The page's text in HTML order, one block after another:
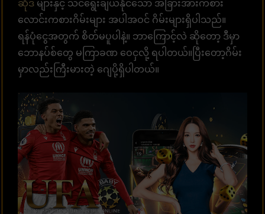
ဆိုဒ် များနှင့် သင်ရွေးချယ်နိုင်သော အခြားအားကစား
လောင်းကစားဂိမ်းများ အပါအဝင် ဂိမ်းများရှိပါသည်။
ရန်ပုံငွေအတွက် စိတ်မပူပါနဲ့။ ဘာကြောင့်လဲ ဆိုတော့ ဒီမှာ
ဘောနပ်စ်တွေ မကြာခဏ ဝေငှလို့ ရပါတယ်။ပြီးတော့ဂိမ်း
မှာလည်းကြီးမားတဲ့ ဂျေပို့ရှိပါတယ်။